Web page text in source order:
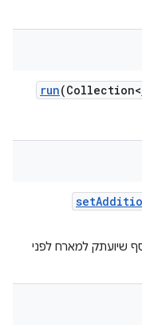
run(Collection<
set
שיועתק למארח לפני